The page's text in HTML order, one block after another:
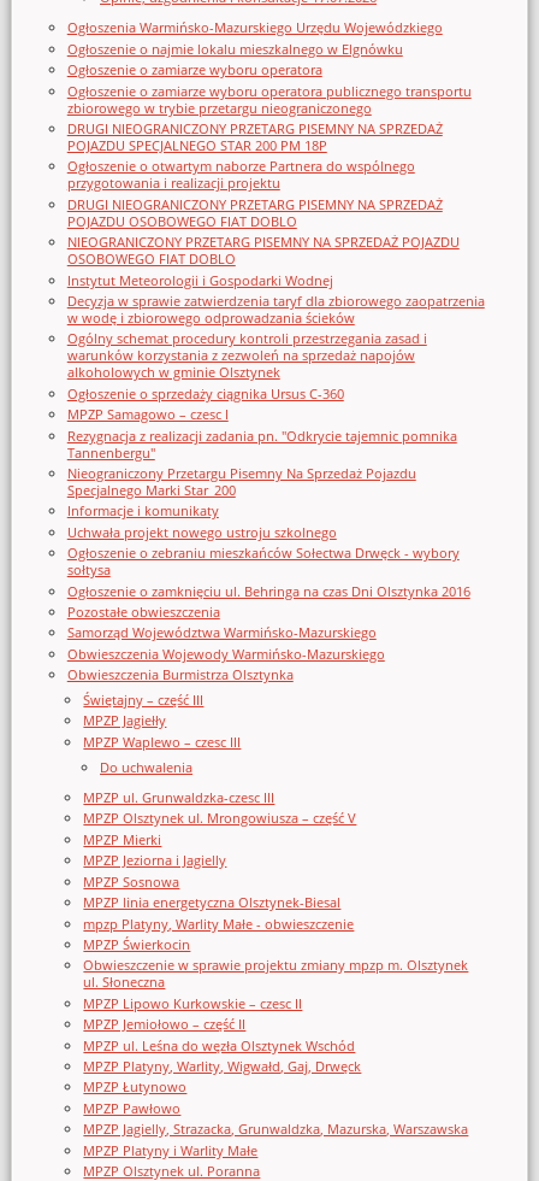
Ogłoszenia Warmińsko-Mazurskiego Urzędu Wojewódzkiego
Ogłoszenie o najmie lokalu mieszkalnego w Elgnówku
Ogłoszenie o zamiarze wyboru operatora
Ogłoszenie o zamiarze wyboru operatora publicznego transportu
zbiorowego w trybie przetargu nieograniczonego
DRUGI NIEOGRANICZONY PRZETARG PISEMNY NA SPRZEDAŻ
POJAZDU SPECJALNEGO STAR 200 PM 18P
Ogłoszenie o otwartym naborze Partnera do wspólnego
przygotowania i realizacji projektu
DRUGI NIEOGRANICZONY PRZETARG PISEMNY NA SPRZEDAŻ
POJAZDU OSOBOWEGO FIAT DOBLO
NIEOGRANICZONY PRZETARG PISEMNY NA SPRZEDAŻ POJAZDU
OSOBOWEGO FIAT DOBLO
Instytut Meteorologii i Gospodarki Wodnej
Decyzja w sprawie zatwierdzenia taryf dla zbiorowego zaopatrzenia
w wodę i zbiorowego odprowadzania ścieków
Ogólny schemat procedury kontroli przestrzegania zasad i
warunków korzystania z zezwoleń na sprzedaż napojów
alkoholowych w gminie Olsztynek
Ogłoszenie o sprzedaży ciągnika Ursus C-360
MPZP Samagowo – czesc I
Rezygnacja z realizacji zadania pn. "Odkrycie tajemnic pomnika
Tannenbergu"
Nieograniczony Przetargu Pisemny Na Sprzedaż Pojazdu
Specjalnego Marki Star_200
Informacje i komunikaty
Uchwała projekt nowego ustroju szkolnego
Ogłoszenie o zebraniu mieszkańców Sołectwa Drwęck - wybory
sołtysa
Ogłoszenie o zamknięciu ul. Behringa na czas Dni Olsztynka 2016
Pozostałe obwieszczenia
Samorząd Województwa Warmińsko-Mazurskiego
Obwieszczenia Wojewody Warmińsko-Mazurskiego
Obwieszczenia Burmistrza Olsztynka
Świętajny – część III
MPZP Jagiełły
MPZP Waplewo – czesc III
Do uchwalenia
MPZP ul. Grunwaldzka-czesc III
MPZP Olsztynek ul. Mrongowiusza – część V
MPZP Mierki
MPZP Jeziorna i Jagielly
MPZP Sosnowa
MPZP linia energetyczna Olsztynek-Biesal
mpzp Platyny, Warlity Małe - obwieszczenie
MPZP Świerkocin
Obwieszczenie w sprawie projektu zmiany mpzp m. Olsztynek
ul. Słoneczna
MPZP Lipowo Kurkowskie – czesc II
MPZP Jemiołowo – część II
MPZP ul. Leśna do węzła Olsztynek Wschód
MPZP Platyny, Warlity, Wigwałd, Gaj, Drwęck
MPZP Łutynowo
MPZP Pawłowo
MPZP Jagielly, Strazacka, Grunwaldzka, Mazurska, Warszawska
MPZP Platyny i Warlity Małe
MPZP Olsztynek ul. Poranna